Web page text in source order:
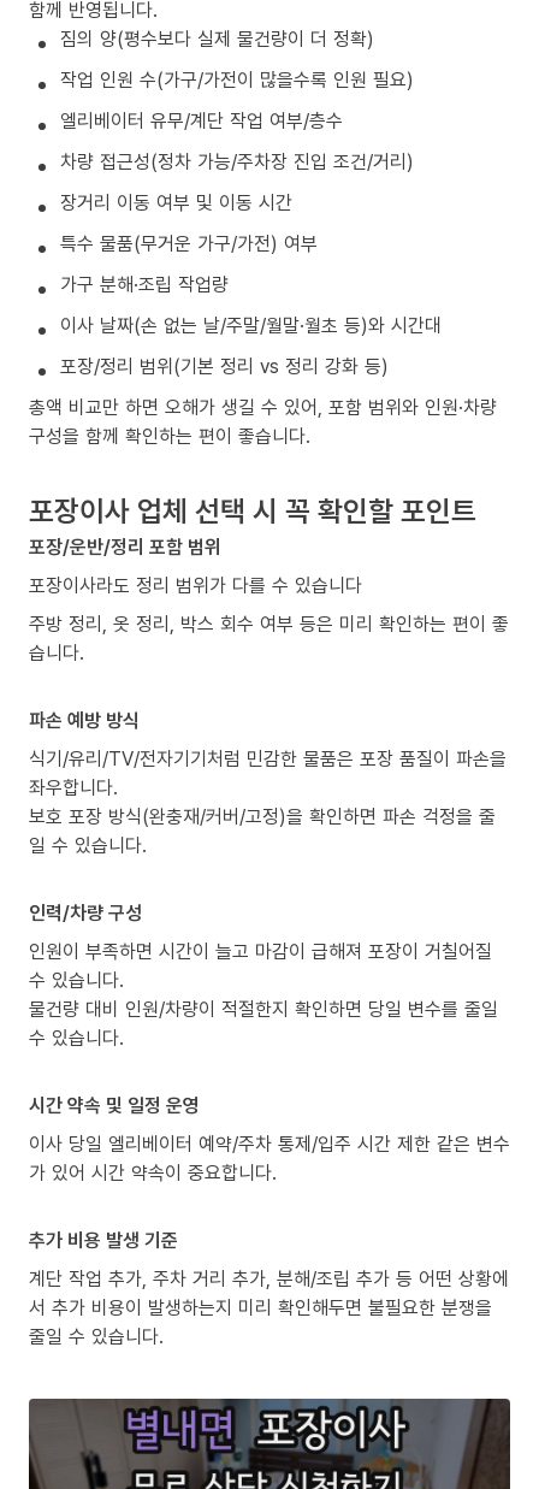
함께 반영됩니다.
짐의 양(평수보다 실제 물건량이 더 정확)
작업 인원 수(가구/가전이 많을수록 인원 필요)
엘리베이터 유무/계단 작업 여부/층수
차량 접근성(정차 가능/주차장 진입 조건/거리)
장거리 이동 여부 및 이동 시간
특수 물품(무거운 가구/가전) 여부
가구 분해·조립 작업량
이사 날짜(손 없는 날/주말/월말·월초 등)와 시간대
포장/정리 범위(기본 정리 vs 정리 강화 등)
총액 비교만 하면 오해가 생길 수 있어, 포함 범위와 인원·차량
구성을 함께 확인하는 편이 좋습니다.
포장이사 업체 선택 시 꼭 확인할 포인트
포장/운반/정리 포함 범위
포장이사라도 정리 범위가 다를 수 있습니다
주방 정리, 옷 정리, 박스 회수 여부 등은 미리 확인하는 편이 좋
습니다.
파손 예방 방식
식기/유리/TV/전자기기처럼 민감한 물품은 포장 품질이 파손을
좌우합니다.
보호 포장 방식(완충재/커버/고정)을 확인하면 파손 걱정을 줄
일 수 있습니다.
인력/차량 구성
인원이 부족하면 시간이 늘고 마감이 급해져 포장이 거칠어질
수 있습니다.
물건량 대비 인원/차량이 적절한지 확인하면 당일 변수를 줄일
수 있습니다.
시간 약속 및 일정 운영
이사 당일 엘리베이터 예약/주차 통제/입주 시간 제한 같은 변수
가 있어 시간 약속이 중요합니다.
추가 비용 발생 기준
계단 작업 추가, 주차 거리 추가, 분해/조립 추가 등 어떤 상황에
서 추가 비용이 발생하는지 미리 확인해두면 불필요한 분쟁을
줄일 수 있습니다.